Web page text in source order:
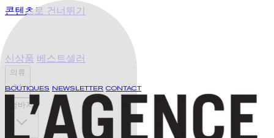
콘텐츠로 건너뛰기
BOUTIQUES NEWSLETTER CONTACT
신상품 베스트셀러
의류
청바지